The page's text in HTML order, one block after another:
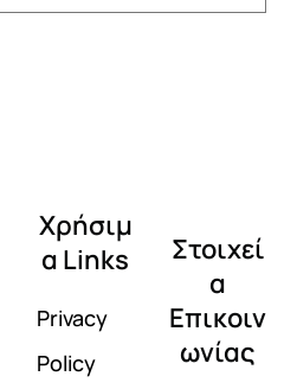
Χρήσιμ
α Links
Privacy
Policy
Στοιχεί
α
Επικοιν
ωνίας